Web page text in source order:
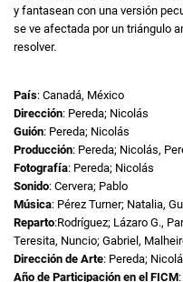
y fantasean con una versión
se ve afectada por un triángulo
resolver.
País: Canadá, México
Dirección: Pereda; Nicolás
Guión: Pereda; Nicolás
Producción: Pereda; Nicolás,
Fotografía: Pereda; Nicolás
Sonido: Cervera; Pablo
Música: Pérez Turner; Natalia,
Reparto:Rodríguez; Lázaro G.,
Teresita, Nuncio; Gabriel,
Dirección de Arte: Pereda;
Año de Participación en el FICM